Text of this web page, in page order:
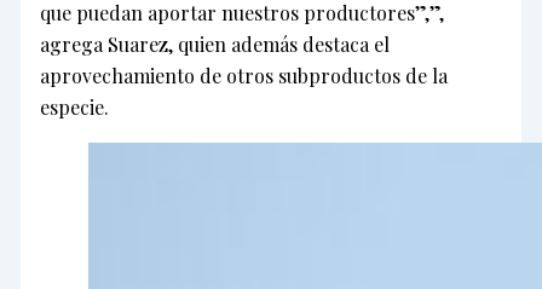
que puedan aportar nuestros productores”,”,
agrega Suarez, quien además destaca el
aprovechamiento de otros subproductos de la
especie.